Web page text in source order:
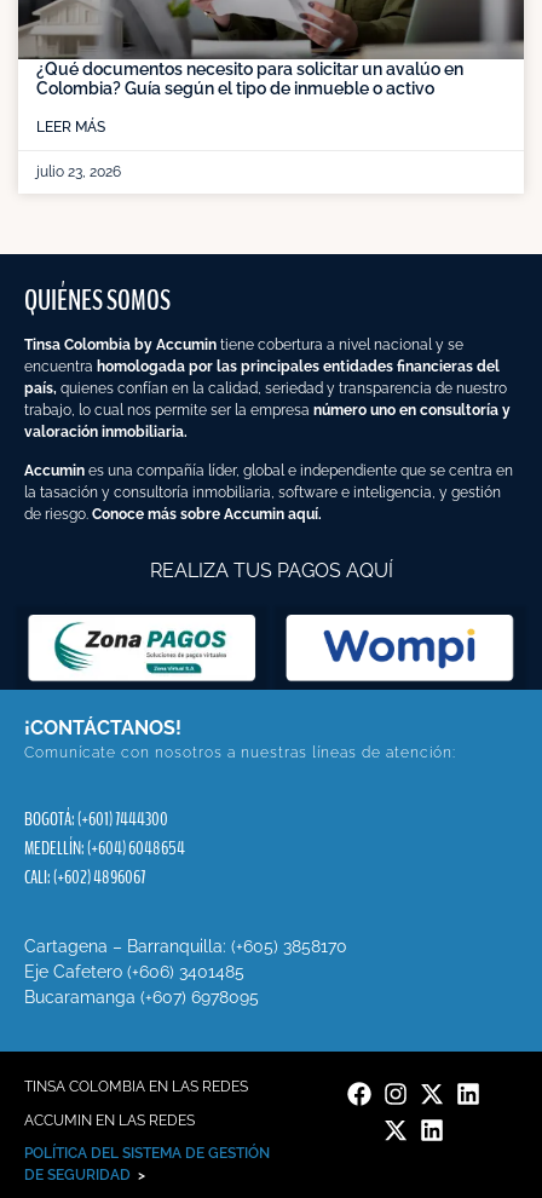
¿Qué documentos necesito para solicitar un avalúo en
Colombia? Guía según el tipo de inmueble o activo
LEER MÁS
julio 23, 2026
QUIÉNES SOMOS
Tinsa Colombia by Accumin tiene cobertura a nivel nacional y se
encuentra homologada por las principales entidades financieras del
país, quienes confían en la calidad, seriedad y transparencia de nuestro
trabajo, lo cual nos permite ser la empresa número uno en consultoría y
valoración inmobiliaria.
Accumin es una compañía líder, global e independiente que se centra en
la tasación y consultoría inmobiliaria, software e inteligencia, y gestión
de riesgo. Conoce más sobre Accumin aquí.
REALIZA TUS PAGOS AQUÍ
¡CONTÁCTANOS!
Comunícate con nosotros a nuestras líneas de atención:
BOGOTÁ: (+601) 7444300
MEDELLÍN: (+604) 6048654
CALI: (+602) 4896067
Cartagena – Barranquilla: (+605) 3858170
Eje Cafetero (+606) 3401485
Bucaramanga (+607) 6978095
TINSA COLOMBIA EN LAS REDES
ACCUMIN EN LAS REDES
POLÍTICA DEL SISTEMA DE GESTIÓN
DE SEGURIDAD >